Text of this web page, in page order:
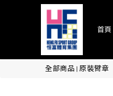
首頁
全部商品 | 原裝臂章